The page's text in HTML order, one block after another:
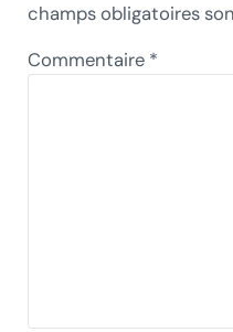
champs obligatoires
Commentaire *